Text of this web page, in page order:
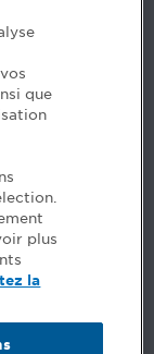
que
plus
la